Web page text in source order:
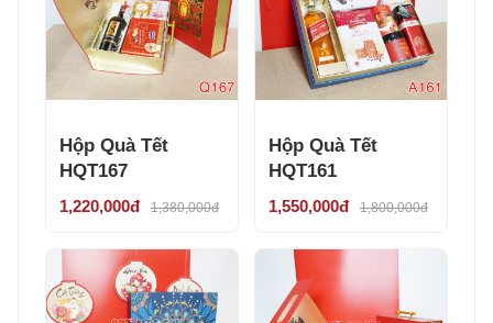
Hộp Quà Tết
HQT167
1,220,000đ 1,380,000đ
Hộp Quà Tết
HQT161
1,550,000đ 1,800,000đ